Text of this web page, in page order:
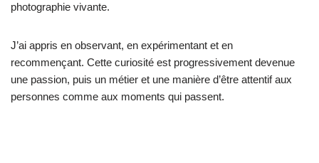
photographie vivante.
J’ai appris en observant, en expérimentant et en
recommençant. Cette curiosité est progressivement devenue
une passion, puis un métier et une manière d’être attentif aux
personnes comme aux moments qui passent.